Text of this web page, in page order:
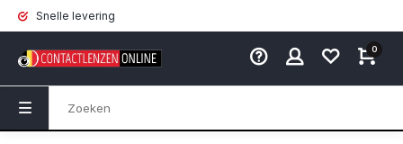
Snelle levering
0